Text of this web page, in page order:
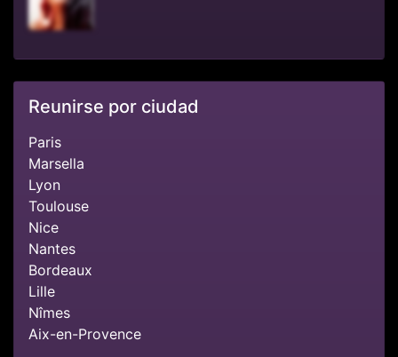
Reunirse por ciudad
Paris
Marsella
Lyon
Toulouse
Nice
Nantes
Bordeaux
Lille
Nîmes
Aix-en-Provence